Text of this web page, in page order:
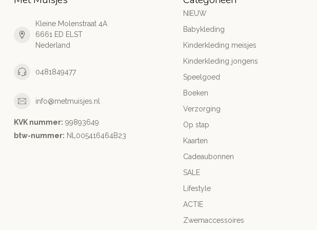
Kleine Molenstraat 4A
6661 ED ELST
Nederland
0481849477
info@metmuisjes.nl
KVK nummer: 99893649
btw-nummer: NL005416464B23
NIEUW
Babykleding
Kinderkleding meisjes
Kinderkleding jongens
Speelgoed
Boeken
Verzorging
Op stap
Kaarten
Cadeaubonnen
SALE
Lifestyle
ACTIE
Zwemaccessoires